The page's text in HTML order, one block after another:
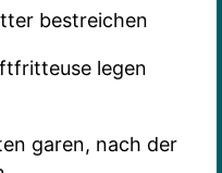
bestreichen
legen
garen, nach der